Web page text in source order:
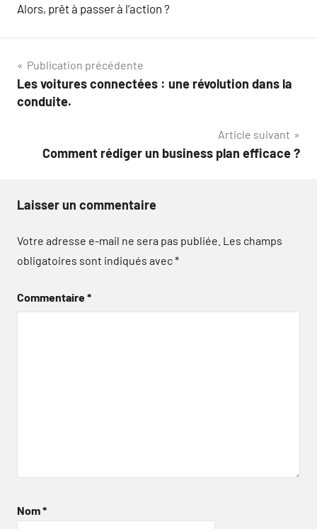
Alors, prêt à passer à l’action ?
Navigation
de
Publication précédente
Les voitures connectées : une révolution dans la
conduite.
Article suivant
Comment rédiger un business plan efficace ?
Laisser un commentaire
Votre adresse e-mail ne sera pas publiée. Les champs
obligatoires sont indiqués avec*
Commentaire*
Nom*